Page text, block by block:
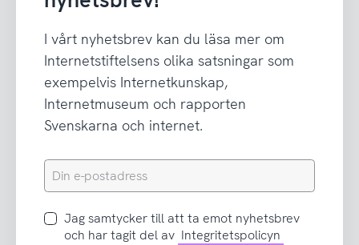
I vårt nyhetsbrev kan du läsa mer om
Internetstiftelsens olika satsningar som
exempelvis Internetkunskap,
Internetmuseum och rapporten
Svenskarna och internet.
Din
e-
Jag
samtycker
Jag samtycker till att ta emot nyhetsbrev
och har tagit del av Integritetspolicyn